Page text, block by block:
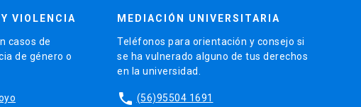
VIOLENCIA
casos de
de género o
MEDIACIÓN UNIVERSITARIA
Teléfonos para orientación y consejo si
se ha vulnerado alguno de tus derechos
en la universidad.
phone (56)95504 1691